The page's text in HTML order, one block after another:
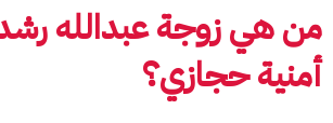
من هي زوجة عبدالله
أمنية حجازي؟